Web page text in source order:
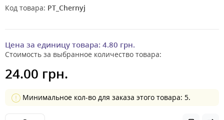
Код товара: PT_Chernyj
Цена за единицу товара: 4.80 грн.
Стоимость за выбранное количество товара:
24.00 грн.
Минимальное кол-во для заказа этого товара: 5.